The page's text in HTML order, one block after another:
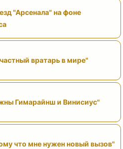
"Арсенала" на фоне
вратарь в мире"
Гимарайнш и Винисиус"
что мне нужен новый вызов"